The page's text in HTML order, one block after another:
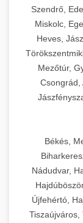
Szendrő,
Miskolc,
Heves,
Mezőtúr,
Csongrád,
Békés,
Nádudvar,
Újfehértó,
Tiszaújváros,